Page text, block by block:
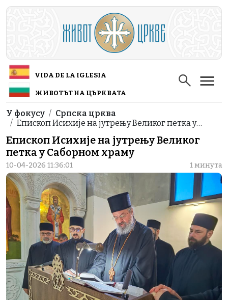
Skip to main content
VIDA DE LA IGLESIA
ЖИВОТЪТ НА ЦЪРКВАТА
Breadcrumb
У фокусу
Српска црква
Епископ Исихије на јутрењу Великог петка у…
Епископ Исихије на јутрењу Великог
петка у Саборном храму
10-04-2026 11:36:01 1 минута